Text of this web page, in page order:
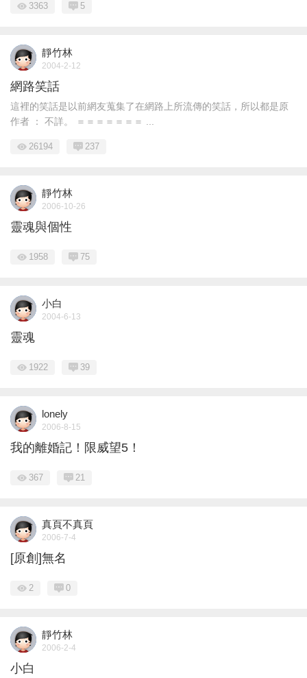
3363 5
靜竹林
2004-2-12
網路笑話
這裡的笑話是以前網友蒐集了在網路上所流傳的笑話，所以都是原
作者 ： 不詳。 ＝＝＝＝＝＝＝ ...
26194 237
靜竹林
2006-10-26
靈魂與個性
1958 75
小白
2004-6-13
靈魂
1922 39
lonely
2006-8-15
我的離婚記！限威望5！
367 21
真頁不真頁
2006-7-4
[原創]無名
2 0
靜竹林
2006-2-4
小白